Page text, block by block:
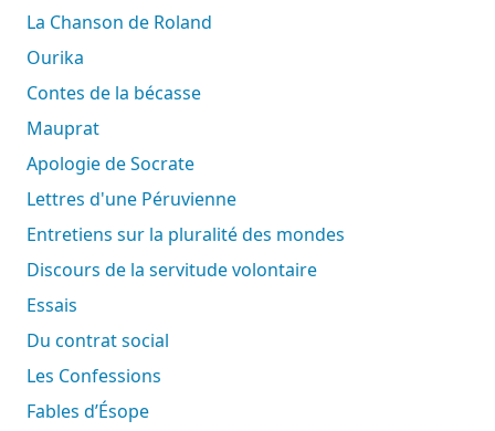
La Chanson de Roland
Ourika
Contes de la bécasse
Mauprat
Apologie de Socrate
Lettres d'une Péruvienne
Entretiens sur la pluralité des mondes
Discours de la servitude volontaire
Essais
Du contrat social
Les Confessions
Fables d’Ésope